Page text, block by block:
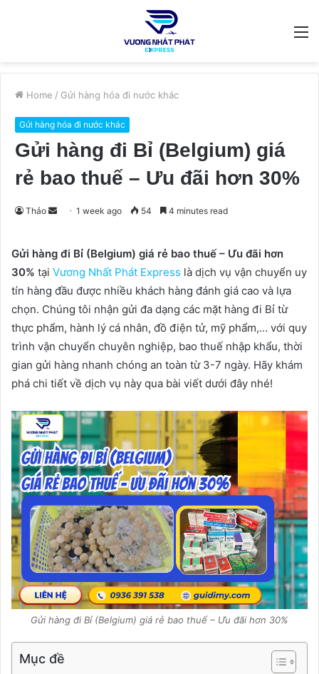
Home / Gửi hàng hóa đi nước khác
Gửi hàng hóa đi nước khác
Gửi hàng đi Bỉ (Belgium) giá
rẻ bao thuế – Ưu đãi hơn 30%
Thảo
Send1 week ago 54 4 minutes read
Gửi hàng đi Bỉ (Belgium) giá rẻ bao thuế – Ưu đãi hơn
30% tại Vương Nhất Phát Express là dịch vụ vận chuyển uy
tín hàng đầu được nhiều khách hàng đánh giá cao và lựa
chọn. Chúng tôi nhận gửi đa dạng các mặt hàng đi Bỉ từ
thực phẩm, hành lý cá nhân, đồ điện tử, mỹ phẩm,… với quy
trình vận chuyển chuyên nghiệp, bao thuế nhập khẩu, thời
gian gửi hàng nhanh chóng an toàn từ 3-7 ngày. Hãy khám
phá chi tiết về dịch vụ này qua bài viết dưới đây nhé!
Gửi hàng đi Bỉ (Belgium) giá rẻ bao thuế – Ưu đãi hơn 30%
Mục đề